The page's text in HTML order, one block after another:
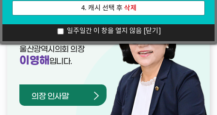
4. 캐시 선택 후삭제
일주일간 이 창을 열지 않음 [닫기]
열린의장실
울산광역시의회 의장
이영해 입니다.
의장 인사말